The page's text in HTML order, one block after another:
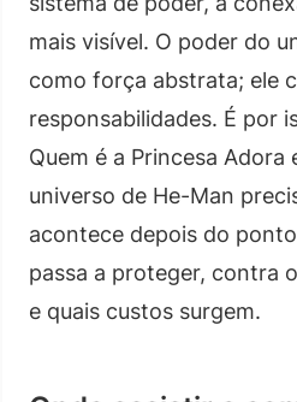
mais visível. O poder do
como força abstrata; ele
responsabilidades. É por
Quem é a Princesa Adora
universo de He-Man
acontece depois do
passa a proteger, contra
e quais custos surgem.